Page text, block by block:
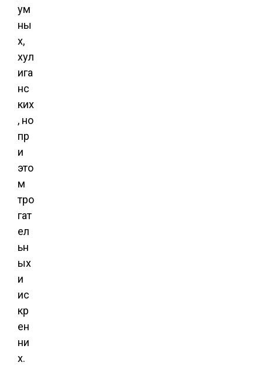
ум
ны
х,
хул
ига
нс
ких
, но
пр
и
это
м
тро
гат
ел
ьн
ых
и
ис
кр
ен
ни
х.